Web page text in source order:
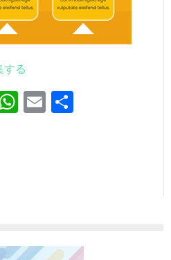
する
WhatsApp
Email